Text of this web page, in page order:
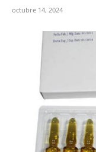
octubre 14, 2024